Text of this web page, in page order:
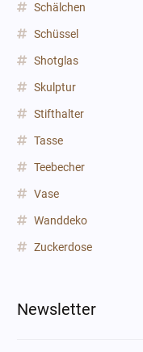
Schälchen
Schüssel
Shotglas
Skulptur
Stifthalter
Tasse
Teebecher
Vase
Wanddeko
Zuckerdose
Newsletter